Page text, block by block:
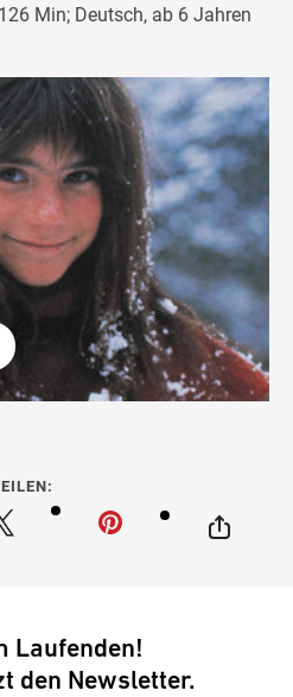
Min; Deutsch, ab 6 Jahren
Laufenden!
den Newsletter.